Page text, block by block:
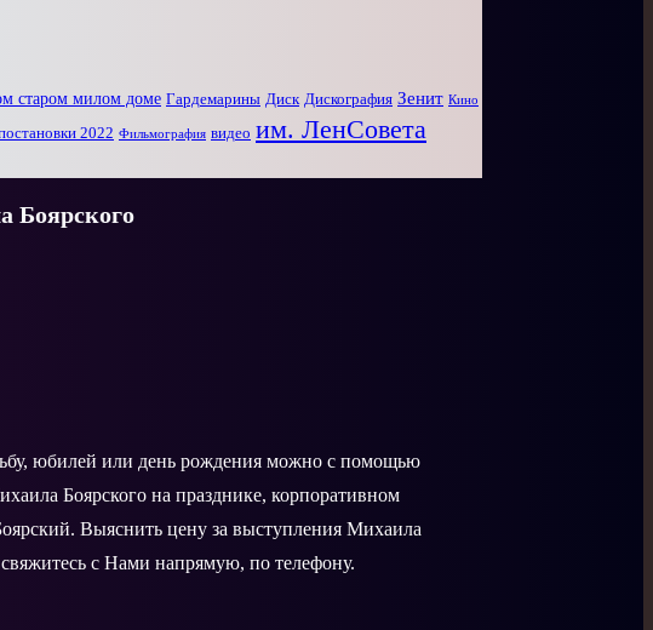
старом милом доме Гардемарины Диск Дискография Зенит Кино
2022 Фильмография видео им. ЛенСовета
Боярского
юбилей или день рождения можно с помощью
Боярского на празднике, корпоративном
Выяснить цену за выступления Михаила
с Нами напрямую, по телефону.